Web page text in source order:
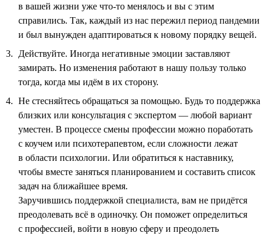
в вашей жизни уже что-то менялось и вы с этим
справились. Так, каждый из нас пережил период пандемии
и был вынужден адаптироваться к новому порядку вещей.
Действуйте. Иногда негативные эмоции заставляют
замирать. Но изменения работают в нашу пользу только
тогда, когда мы идём в их сторону.
Не стесняйтесь обращаться за помощью. Будь то поддержка
близких или консультация с экспертом — любой вариант
уместен. В процессе смены профессии можно поработать
с коучем или психотерапевтом, если сложности лежат
в области психологии. Или обратиться к наставнику,
чтобы вместе заняться планированием и составить список
задач на ближайшее время.
Заручившись поддержкой специалиста, вам не придётся
преодолевать всё в одиночку. Он поможет определиться
с профессией, войти в новую сферу и преодолеть